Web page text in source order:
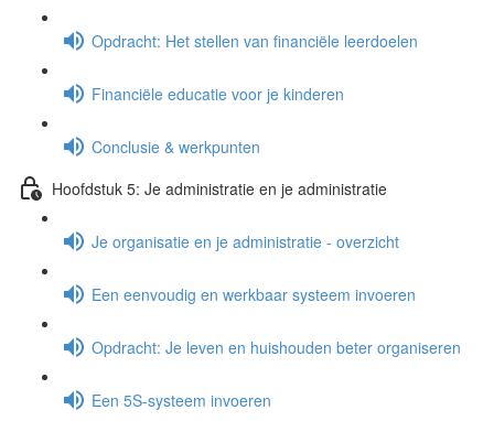
Opdracht: Het stellen van financiële leerdoelen
Financiële educatie voor je kinderen
Conclusie & werkpunten
Hoofdstuk 5: Je administratie en je administratie
Je organisatie en je administratie - overzicht
Een eenvoudig en werkbaar systeem invoeren
Opdracht: Je leven en huishouden beter organiseren
Een 5S-systeem invoeren